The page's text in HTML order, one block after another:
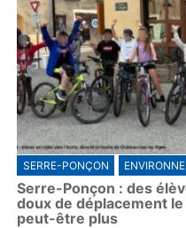
SERRE-PONÇON
Serre-Ponçon : des
doux de déplacement
peut-être plus